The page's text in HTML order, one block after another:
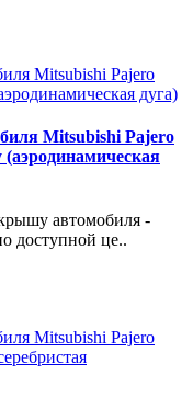
Mitsubishi Pajero
автомобиля -
доступной це..